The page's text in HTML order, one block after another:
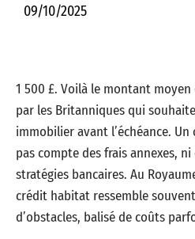
09/10/2025
1 500 £. Voilà le montant moyen
par les Britanniques qui
immobilier avant l’échéance.
pas compte des frais annexes,
stratégies bancaires. Au
crédit habitat ressemble
d’obstacles, balisé de coûts